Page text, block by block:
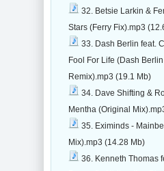
32. Betsie Larkin &
Stars (Ferry Fix).mp3
33. Dash Berlin feat.
Fool For Life (Dash Berlin
Remix).mp3 (19.1 Mb)
34. Dave Shifting &
Mentha (Original
35. Eximinds -
Mix).mp3 (14.28 Mb)
36. Kenneth Thomas